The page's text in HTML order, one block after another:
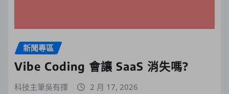
新聞專區
Vibe Coding 會讓 SaaS 消失嗎?
科技主筆吳有擇 2 月 17, 2026